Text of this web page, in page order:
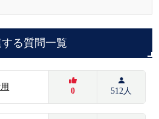
する質問一覧
0 512人